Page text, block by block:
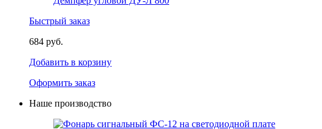
Быстрый заказ
684 руб.
Добавить в корзину
Оформить заказ
Наше производство